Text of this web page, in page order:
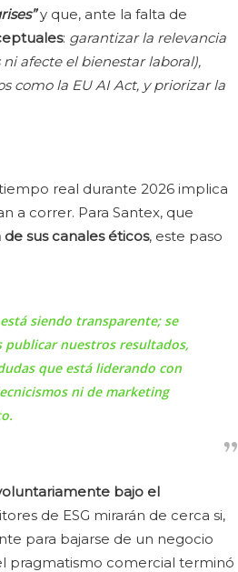
y que, ante la falta de
: garantizar la relevancia
afecte el bienestar laboral),
como la EU AI Act, y priorizar la
real durante 2026 implica
a correr. Para Santex, que
sus canales éticos, este paso
siendo transparente; se
publicar nuestros resultados,
que está liderando con
ni de marketing
bajo el
de ESG mirarán de cerca si,
para bajarse de un negocio
pragmatismo comercial terminó